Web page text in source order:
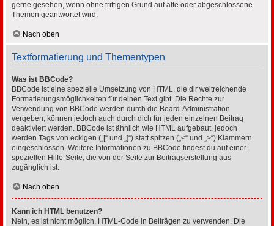
gerne gesehen, wenn ohne triftigen Grund auf alte oder abgeschlossene
Themen geantwortet wird.
Nach oben
Textformatierung und Thementypen
Was ist BBCode?
BBCode ist eine spezielle Umsetzung von HTML, die dir weitreichende
Formatierungsmöglichkeiten für deinen Text gibt. Die Rechte zur
Verwendung von BBCode werden durch die Board-Administration
vergeben, können jedoch auch durch dich für jeden einzelnen Beitrag
deaktiviert werden. BBCode ist ähnlich wie HTML aufgebaut, jedoch
werden Tags von eckigen („[“ und „]“) statt spitzen („<“ und „>“) Klammern
eingeschlossen. Weitere Informationen zu BBCode findest du auf einer
speziellen Hilfe-Seite, die von der Seite zur Beitragserstellung aus
zugänglich ist.
Nach oben
Kann ich HTML benutzen?
Nein, es ist nicht möglich, HTML-Code in Beiträgen zu verwenden. Die